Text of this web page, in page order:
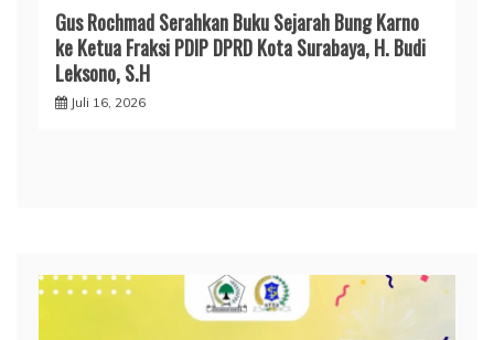
Gus Rochmad Serahkan Buku Sejarah Bung Karno
ke Ketua Fraksi PDIP DPRD Kota Surabaya, H. Budi
Leksono, S.H
Juli 16, 2026